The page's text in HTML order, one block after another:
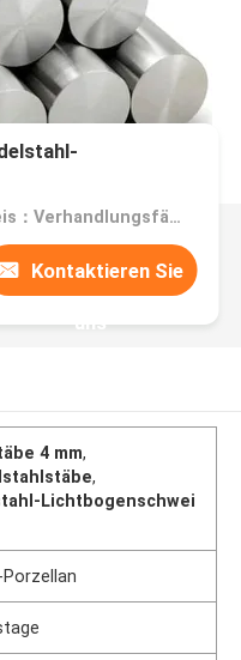
Preis：Verhandlungsfähig
Kontaktieren Sie
uns
4 mm,
,
Lichtbogenschwei